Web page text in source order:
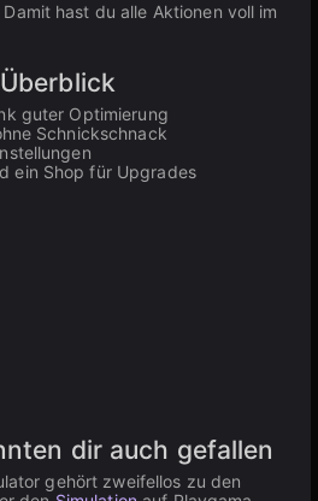
Damit hast du alle Aktionen voll im
guter Optimierung
Schnickschnack
ein Shop für Upgrades
dir auch gefallen
gehört zweifellos zu den